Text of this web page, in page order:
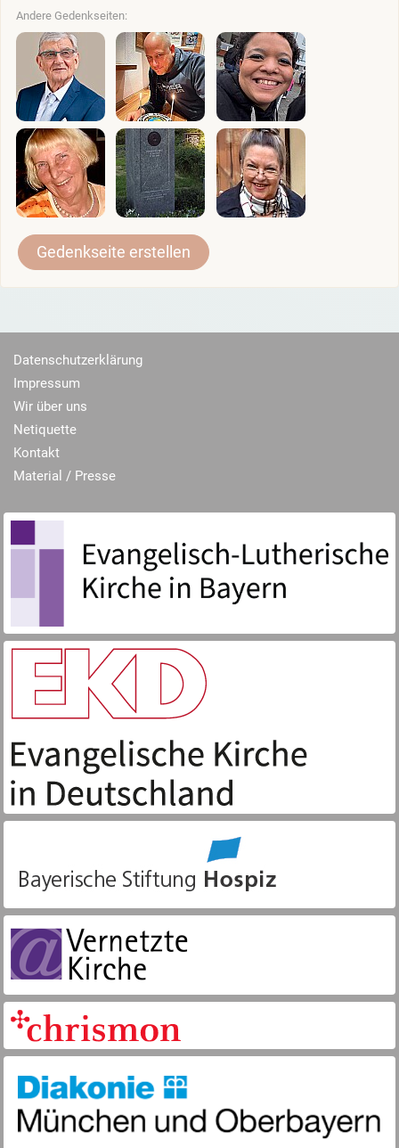
Andere Gedenkseiten:
Gedenkseite erstellen
Datenschutzerklärung
Impressum
Wir über uns
Netiquette
Kontakt
Material / Presse